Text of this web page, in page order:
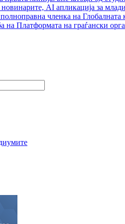
AI апликација за
членка на Глобалната
на Платформата на граѓански